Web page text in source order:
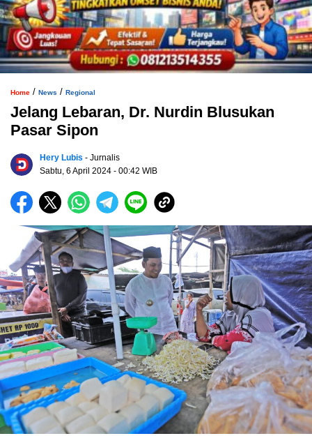
Home / News / Regional
Jelang Lebaran, Dr. Nurdin Blusukan
Pasar Sipon
Hery Lubis - Jurnalis
Sabtu, 6 April 2024 - 00:42 WIB